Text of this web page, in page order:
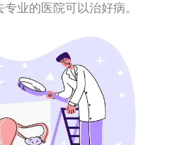
业的医院可以治好病。